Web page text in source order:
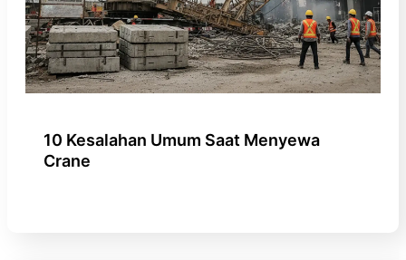
10 Kesalahan Umum Saat Menyewa
Crane